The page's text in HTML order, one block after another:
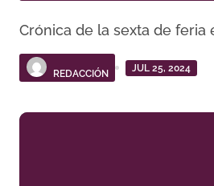
Crónica de la sexta de
REDACCIÓN
JUL 25, 2024